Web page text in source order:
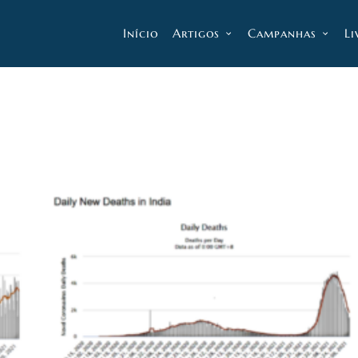
Início Artigos Campanhas